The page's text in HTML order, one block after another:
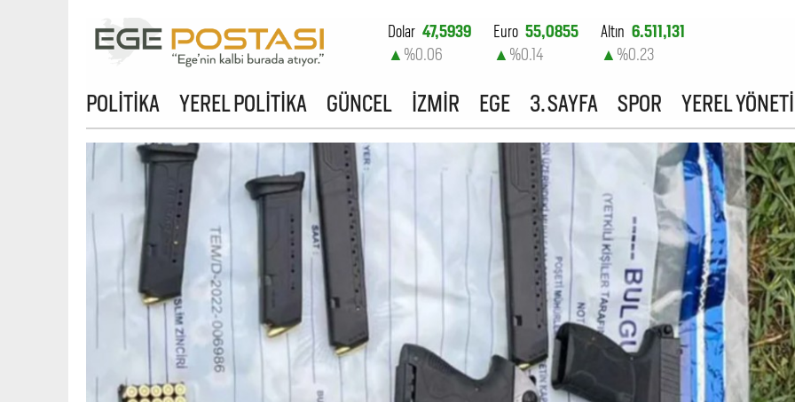
Dolar 47,5939
▲ %0.06
Euro 55,0855
▲ %0.14
Altın 6.511,131
▲ %0.23
%0
POLİTİKA YEREL POLİTİKA GÜNCEL İZMİR EGE 3. SAYFA SPOR YEREL